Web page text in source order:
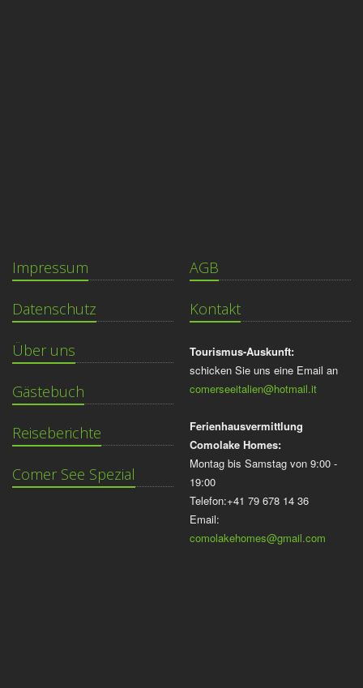
Impressum
Datenschutz
Über uns
Gästebuch
Reiseberichte
Comer See Spezial
AGB
Kontakt
Tourismus-Auskunft:
schicken Sie uns eine Email an
comerseeitalien@hotmail.it
Ferienhausvermittlung
Comolake Homes:
Montag bis Samstag von 9:00 -
19:00
Telefon:+41 79 678 14 36
Email:
comolakehomes@gmail.com